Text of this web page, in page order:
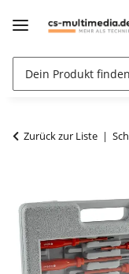
Zurück zur Liste